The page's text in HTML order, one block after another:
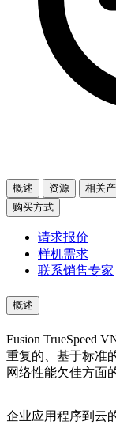
概述 资源
相关
购买方式
请求报价
样机需求
联系销售专家
概述
Fusion TrueSpeed
重复的、基于标准
网络性能欠佳方面
企业应用程序到云